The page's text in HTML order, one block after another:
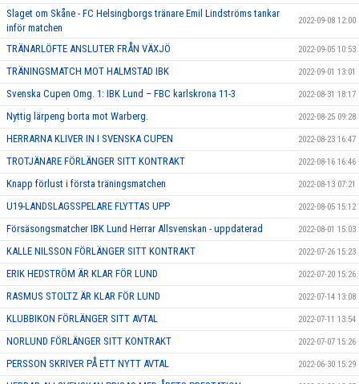
Slaget om Skåne - FC Helsingborgs tränare Emil Lindströms tankar
inför matchen
2022-09-08 12:00
TRÄNARLÖFTE ANSLUTER FRÅN VÄXJÖ 2022-09-05 10:53
TRÄNINGSMATCH MOT HALMSTAD IBK 2022-09-01 13:01
Svenska Cupen Omg. 1: IBK Lund – FBC karlskrona 11-3 2022-08-31 18:17
Nyttig lärpeng borta mot Warberg. 2022-08-25 09:28
HERRARNA KLIVER IN I SVENSKA CUPEN 2022-08-23 16:47
TROTJÄNARE FÖRLÄNGER SITT KONTRAKT 2022-08-16 16:46
Knapp förlust i första träningsmatchen 2022-08-13 07:21
U19-LANDSLAGSSPELARE FLYTTAS UPP 2022-08-05 15:12
Försäsongsmatcher IBK Lund Herrar Allsvenskan - uppdaterad 2022-08-01 15:03
KALLE NILSSON FÖRLÄNGER SITT KONTRAKT 2022-07-26 15:23
ERIK HEDSTRÖM ÄR KLAR FÖR LUND 2022-07-20 15:26
RASMUS STOLTZ ÄR KLAR FÖR LUND 2022-07-14 13:08
KLUBBIKON FÖRLÄNGER SITT AVTAL 2022-07-11 13:54
NORLUND FÖRLÄNGER SITT KONTRAKT 2022-07-07 15:26
PERSSON SKRIVER PÅ ETT NYTT AVTAL 2022-06-30 15:29